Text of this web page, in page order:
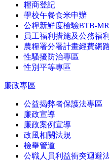
糧商登記
學校午餐食米申辦
公糧新鮮度檢驗BTB-
員工福利措施及公務福
農糧署分署計畫經費網
性騷擾防治專區
性別平等專區
廉政專區
公益揭弊者保護法專區
廉政宣導
廉政案例宣導
政風相關法規
檢舉管道
公職人員利益衝突迴避